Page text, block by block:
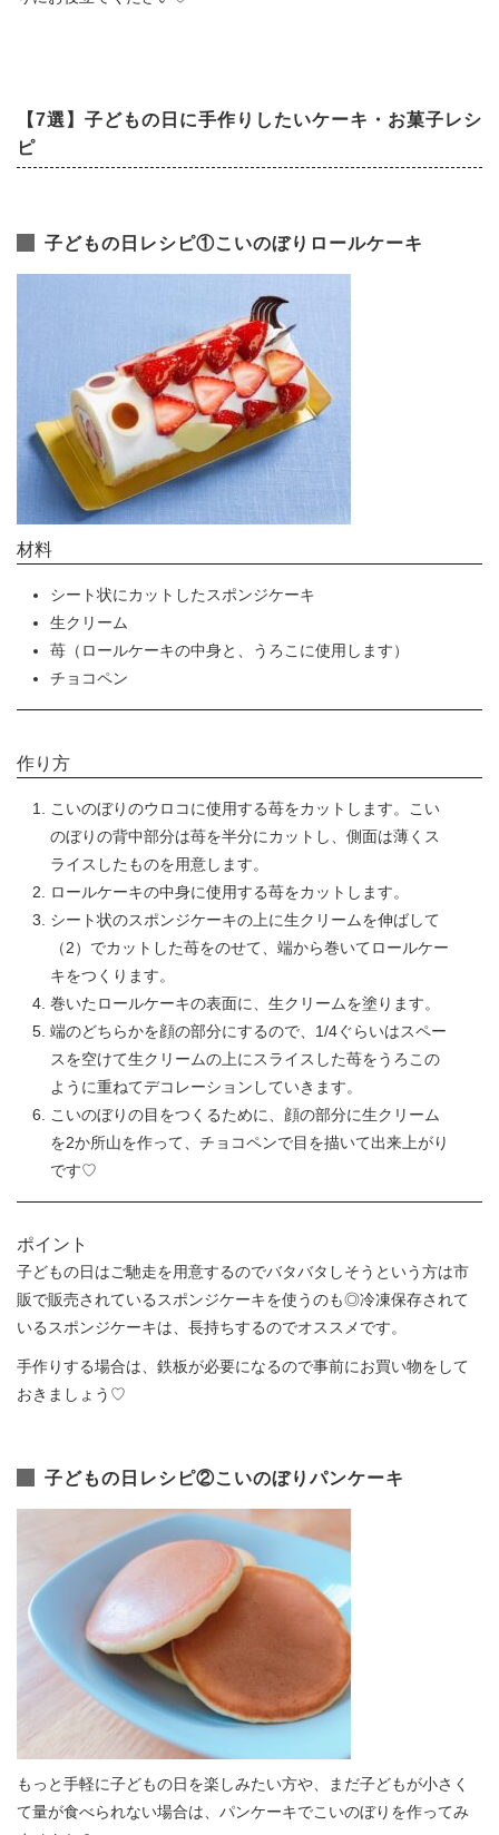
【7選】子どもの日に手作りしたいケーキ・お菓子レシ
ピ
子どもの日レシピ①こいのぼりロールケーキ
材料
シート状にカットしたスポンジケーキ
生クリーム
苺（ロールケーキの中身と、うろこに使用します）
チョコペン
作り方
こいのぼりのウロコに使用する苺をカットします。こい
のぼりの背中部分は苺を半分にカットし、側面は薄くス
ライスしたものを用意します。
ロールケーキの中身に使用する苺をカットします。
シート状のスポンジケーキの上に生クリームを伸ばして
（2）でカットした苺をのせて、端から巻いてロールケー
キをつくります。
巻いたロールケーキの表面に、生クリームを塗ります。
端のどちらかを顔の部分にするので、1/4ぐらいはスペー
スを空けて生クリームの上にスライスした苺をうろこの
ように重ねてデコレーションしていきます。
こいのぼりの目をつくるために、顔の部分に生クリーム
を2か所山を作って、チョコペンで目を描いて出来上がり
です♡
ポイント
子どもの日はご馳走を用意するのでバタバタしそうという方は市
販で販売されているスポンジケーキを使うのも◎冷凍保存されて
いるスポンジケーキは、長持ちするのでオススメです。
手作りする場合は、鉄板が必要になるので事前にお買い物をして
おきましょう♡
子どもの日レシピ②こいのぼりパンケーキ
もっと手軽に子どもの日を楽しみたい方や、まだ子どもが小さく
て量が食べられない場合は、パンケーキでこいのぼりを作ってみ